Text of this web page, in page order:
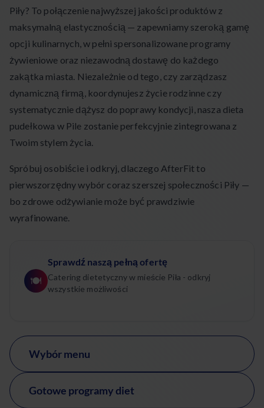
Piły? To połączenie najwyższej jakości produktów z
maksymalną elastycznością — zapewniamy szeroką gamę
opcji kulinarnych, w pełni spersonalizowane programy
żywieniowe oraz niezawodną dostawę do każdego
zakątka miasta. Niezależnie od tego, czy zarządzasz
dynamiczną firmą, koordynujesz życie rodzinne czy
systematycznie dążysz do poprawy kondycji, nasza dieta
pudełkowa w Pile zostanie perfekcyjnie zintegrowana z
Twoim stylem życia.
Spróbuj osobiście i odkryj, dlaczego AfterFit to
pierwszorzędny wybór coraz szerszej społeczności Piły —
bo zdrowe odżywianie może być prawdziwie
wyrafinowane.
🍽️
Sprawdź naszą pełną ofertę
Catering dietetyczny w mieście Piła - odkryj
wszystkie możliwości
Wybór menu
Gotowe programy diet